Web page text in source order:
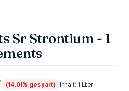
Sr Strontium - 1
* (14.01% gespart) Inhalt: 1 Liter